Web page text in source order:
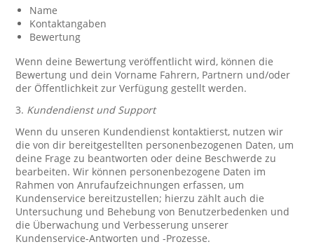
Name
Kontaktangaben
Bewertung
Wenn deine Bewertung veröffentlicht wird, können die
Bewertung und dein Vorname Fahrern, Partnern und/oder
der Öffentlichkeit zur Verfügung gestellt werden.
3. Kundendienst und Support
Wenn du unseren Kundendienst kontaktierst, nutzen wir
die von dir bereitgestellten personenbezogenen Daten, um
deine Frage zu beantworten oder deine Beschwerde zu
bearbeiten. Wir können personenbezogene Daten im
Rahmen von Anrufaufzeichnungen erfassen, um
Kundenservice bereitzustellen; hierzu zählt auch die
Untersuchung und Behebung von Benutzerbedenken und
die Überwachung und Verbesserung unserer
Kundenservice-Antworten und -Prozesse.